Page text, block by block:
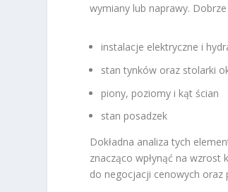
wymiany lub naprawy.
instalacje elektryczne i
stan tynków oraz stolarki
piony, poziomy i kąt ścian
stan posadzek
Dokładna analiza tych
znacząco wpłynąć na
do negocjacji cenowych